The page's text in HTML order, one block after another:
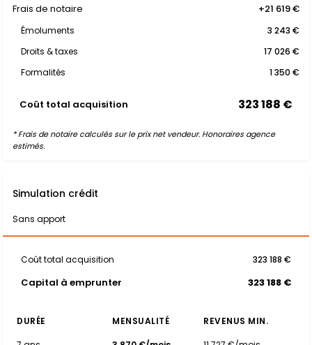
Frais de notaire +21 619 €
Émoluments
3 243 €
Droits & taxes
17 026 €
Formalités
1 350 €
Coût total acquisition 323 188 €
* Frais de notaire calculés sur le prix net vendeur. Honoraires agence
estimés.
Simulation crédit
Sans apport
Coût total acquisition 323 188 €
Capital à emprunter 323 188 €
DURÉE MENSUALITÉ
REVENUS MIN.